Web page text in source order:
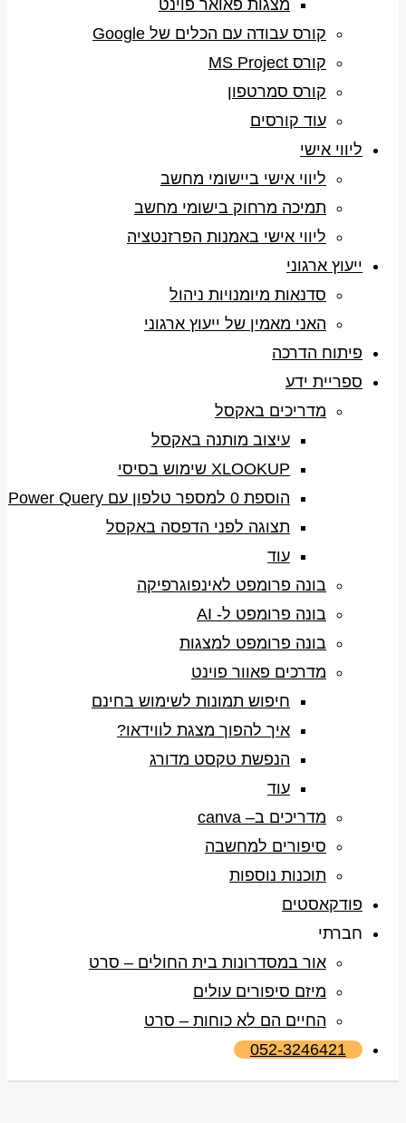
מצגות פאואר פוינט
קורס עבודה עם הכלים של Google
קורס MS Project
קורס סמרטפון
עוד קורסים
ליווי אישי
ליווי אישי ביישומי מחשב
תמיכה מרחוק בישומי מחשב
ליווי אישי באמנות הפרזנטציה
ייעוץ ארגוני
סדנאות מיומנויות ניהול
האני מאמין של ייעוץ ארגוני
פיתוח הדרכה
ספריית ידע
מדריכים באקסל
עיצוב מותנה באקסל
XLOOKUP שימוש בסיסי
הוספת 0 למספר טלפון עם Power Query
תצוגה לפני הדפסה באקסל
עוד
בונה פרומפט לאינפוגרפיקה
בונה פרומפט ל- AI
בונה פרומפט למצגות
מדרכים פאוור פוינט
חיפוש תמונות לשימוש בחינם
איך להפוך מצגת לווידאו?
הנפשת טקסט מדורג
עוד
מדריכים ב– canva
סיפורים למחשבה
תוכנות נוספות
פודקאסטים
חברתי
אור במסדרונות בית החולים – סרט
מיזם סיפורים עולים
החיים הם לא כוחות – סרט
052-3246421